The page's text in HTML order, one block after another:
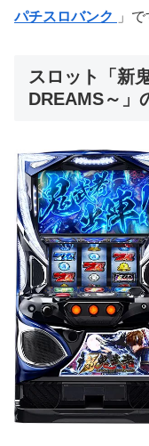
パチスロバンク
」で
スロット「新
DREAMS～」